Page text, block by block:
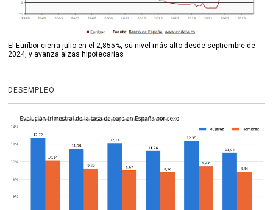
El Euríbor cierra julio en el 2,855%, su nivel más alto desde septiembre de
2024, y avanza alzas hipotecarias
DESEMPLEO